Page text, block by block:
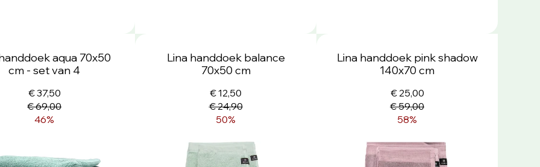
aqua 70x50
cm - set van 4
€ 37,50
€ 69,00
46%
Lina handdoek balance
70x50 cm
€ 12,50
€ 24,90
50%
Lina handdoek pink shadow
140x70 cm
€ 25,00
€ 59,00
58%